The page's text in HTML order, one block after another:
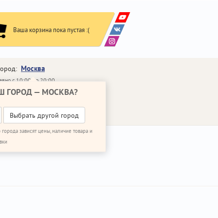
Ваша корзина пока пустая :(
Москва
ГОРОД — МОСКВА?
Выбрать другой город
зависят цены, наличие товара и
с 10:00 до 20:00
648-64-30
МНЕ